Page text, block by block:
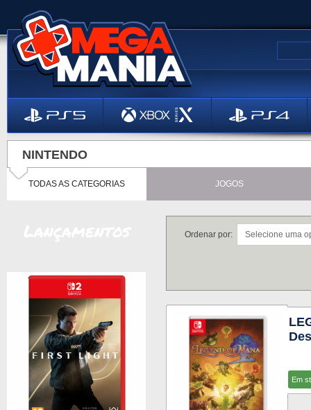
NINTENDO
TODAS AS CATEGORIAS JOGOS
Ordenar por:
Em